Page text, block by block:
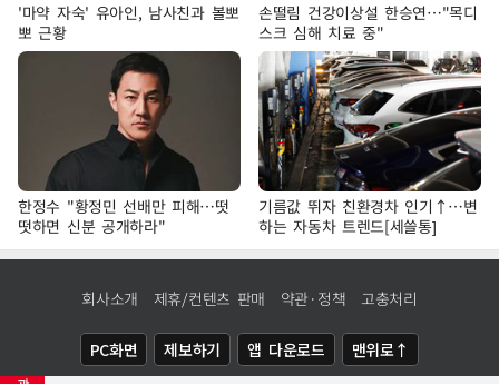
'마약 자숙' 유아인, 남사친과 볼뽀
뽀 근황
손떨림 건강이상설 한승연…"목디
스크 심해 치료 중"
한정수 "황정민 선배만 피해…떳
떳하면 신분 공개하라"
기름값 뛰자 친환경차 인기↑…변
하는 자동차 트렌드[세쓸통]
회사소개 제휴/컨텐츠 판매 약관·정책 고충처리
PC화면 제보하기 앱 다운로드 맨위로↑